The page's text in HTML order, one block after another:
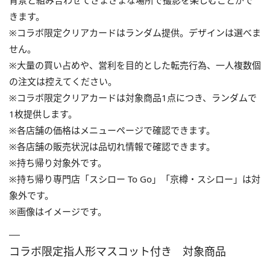
きます。
※コラボ限定クリアカードはランダム提供。デザインは選べま
せん。
※大量の買い占めや、営利を目的とした転売行為、一人複数個
の注文は控えてください。
※コラボ限定クリアカードは対象商品1点につき、ランダムで
1枚提供します。
※各店舗の価格はメニューページで確認できます。
※各店舗の販売状況は品切れ情報で確認できます。
※持ち帰り対象外です。
※持ち帰り専門店「スシロー To Go」「京樽・スシロー」は対
象外です。
※画像はイメージです。
コラボ限定指人形マスコット付き 対象商品